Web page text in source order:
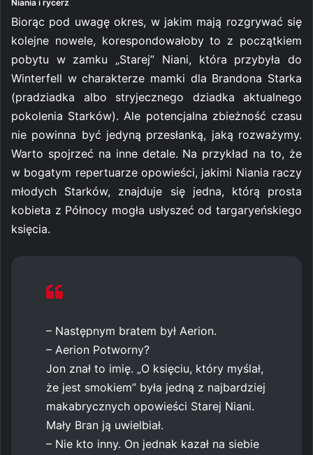
Niania i rycerz
Biorąc pod uwagę okres, w jakim mają rozgrywać się
kolejne nowele, korespondowałoby to z początkiem
pobytu w zamku „Starej” Niani, która przybyła do
Winterfell w charakterze mamki dla Brandona Starka
(pradziadka albo stryjecznego dziadka aktualnego
pokolenia Starków). Ale potencjalna zbieżność czasu
nie powinna być jedyną przesłanką, jaką rozważymy.
Warto spojrzeć na inne detale. Na przykład na to, że
w bogatym repertuarze opowieści, jakimi Niania raczy
młodych Starków, znajduje się jedna, którą prosta
kobieta z Północy mogła usłyszeć od targaryeńskiego
księcia.
– Następnym bratem był Aerion.
– Aerion Potworny?
Jon znał to imię. „O księciu, który myślał,
że jest smokiem” była jedną z najbardziej
makabrycznych opowieści Starej Niani.
Mały Bran ją uwielbiał.
– Nie kto inny. On jednak kazał na siebie